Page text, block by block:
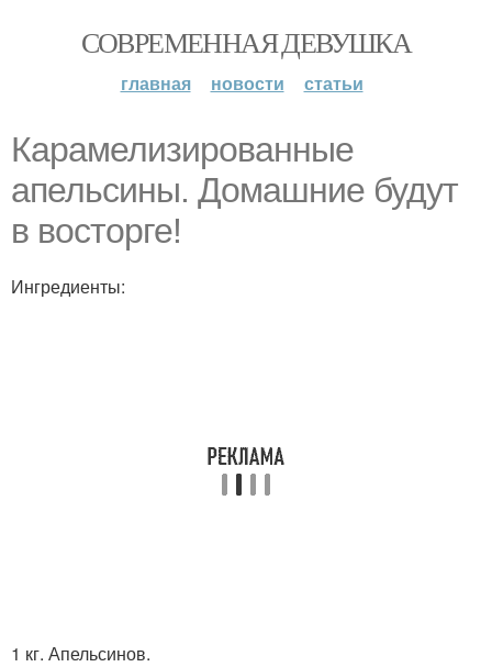
СОВРЕМЕННАЯ ДЕВУШКА
главная новости статьи
Карамелизированные
апельсины. Домашние будут
в восторге!
Ингредиенты:
1 кг. Апельсинов.